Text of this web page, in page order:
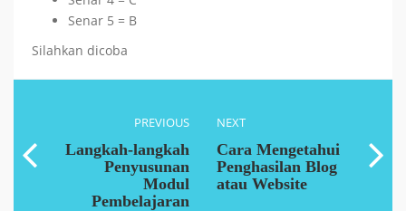
Senar 5 = B
Silahkan dicoba
PREVIOUS
Langkah-langkah
Penyusunan
Modul
Pembelajaran
NEXT
Cara Mengetahui
Penghasilan Blog
atau Website